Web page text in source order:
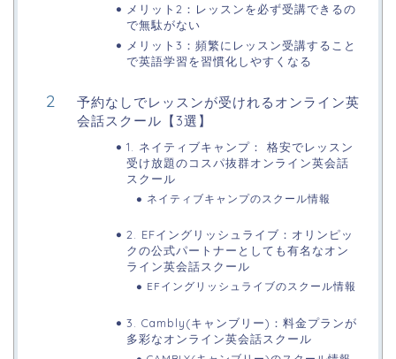
メリット2：レッスンを必ず受講できるの
で無駄がない
メリット3：頻繁にレッスン受講すること
で英語学習を習慣化しやすくなる
予約なしでレッスンが受けれるオンライン英
会話スクール【3選】
1. ネイティブキャンプ： 格安でレッスン
受け放題のコスパ抜群オンライン英会話
スクール
ネイティブキャンプのスクール情報
2. EFイングリッシュライブ：オリンピッ
クの公式パートナーとしても有名なオン
ライン英会話スクール
EFイングリッシュライブのスクール情報
3. Cambly(キャンブリー)：料金プランが
多彩なオンライン英会話スクール